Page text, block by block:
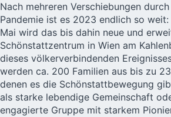
Nach mehreren Verschiebungen
Pandemie ist es 2023 endlich so weit:
Mai wird das bis dahin neue und
Schönstattzentrum in Wien am
dieses völkerverbindenden
werden ca. 200 Familien aus bis zu
denen es die Schönstattbewegung
als starke lebendige Gemeinschaft
engagierte Gruppe mit starkem